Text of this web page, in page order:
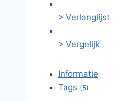
> Verlanglijst
> Vergelijk
Informatie
Tags (5)